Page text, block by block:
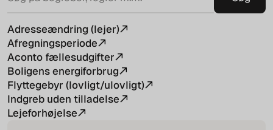
Adresseændring (lejer)
Afregningsperiode
Aconto fællesudgifter
Boligens energiforbrug
Flyttegebyr (lovligt/ulovligt)
Indgreb uden tilladelse
Lejeforhøjelse